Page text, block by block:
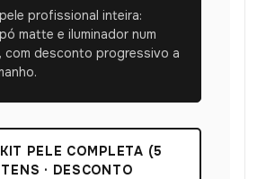
profissional inteira:
matte e iluminador num
com desconto progressivo a
PELE COMPLETA (5
· DESCONTO